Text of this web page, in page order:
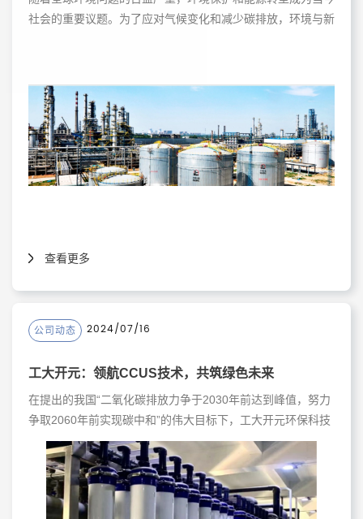
社会的重要议题。为了应对气候变化和减少碳排放，环境与新
献。
查看更多
公司动态 2024/07/16
工大开元：领航CCUS技术，共筑绿色未来
在提出的我国“二氧化碳排放力争于2030年前达到峰值，努力
争取2060年前实现碳中和”的伟大目标下，工大开元环保科技
（南京）有限公司积极响应国家号召，大力发展环境与新能源
技术，特别是碳捕集利用与封存（CCUS）技术，为实现碳达
峰、碳中和目标贡献智慧和力量。